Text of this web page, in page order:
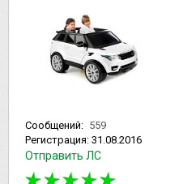
Сообщений: 559
Регистрация: 31.08.2016
Отправить ЛС